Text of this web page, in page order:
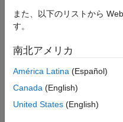
3DOF
質点
固定質量または可変質量
度のダイナミクスをモデ
機体、風、地球中心地球
を定義できます。モデル
換および単位変換を行いま
ブロック
6DOF (Euler
6自由度
また、以下のリストから
す。
南北アメリカ
América Latina (Español)
Canada (English)
United States (English)